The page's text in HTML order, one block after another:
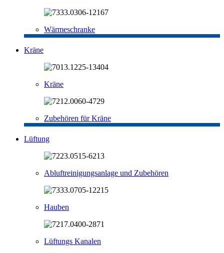
Wärmeschranke
Kräne
Kräne
Zubehören für Kräne
Lüftung
Abluftreinigungsanlage und Zubehören
Hauben
Lüftungs Kanalen